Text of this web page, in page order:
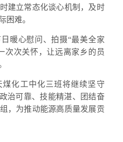
建立常态化谈心机制，及时
困难。
暖心慰问、拍摄“最美全家
次关怀，让远离家乡的员
煤化工中化三班将继续坚守
治可靠、技能精湛、团结奋
，为推动能源高质量发展贡